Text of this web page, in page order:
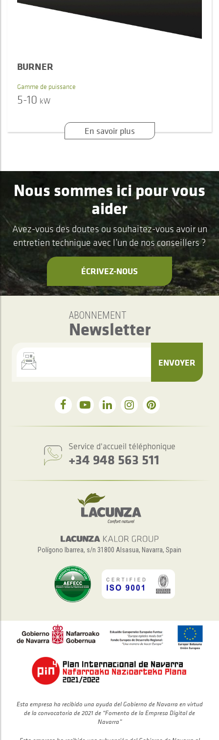
BURNER
Gamme de puissance
5-10 kW
En savoir plus
Nous sommes ici pour vous
aider
Avez-vous des doutes ou souhaitez-vous avoir un
entretien technique avec l’un de nos conseillers ?
ÉCRIVEZ-NOUS
ABONNEMENT
Newsletter
ENVOYER
Service d'accueil téléphonique
+34 948 563 511
Polígono Ibarrea, s/n 31800 Alsasua, Navarra, Spain
Esta empresa ha recibido una ayuda del Gobierno de Navarra en virtud
de la convocatoria de 2021 de “Fomento de la Empresa Digital de
Navarra”